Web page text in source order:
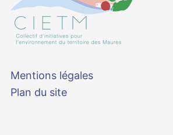
Mentions légales
Plan du site